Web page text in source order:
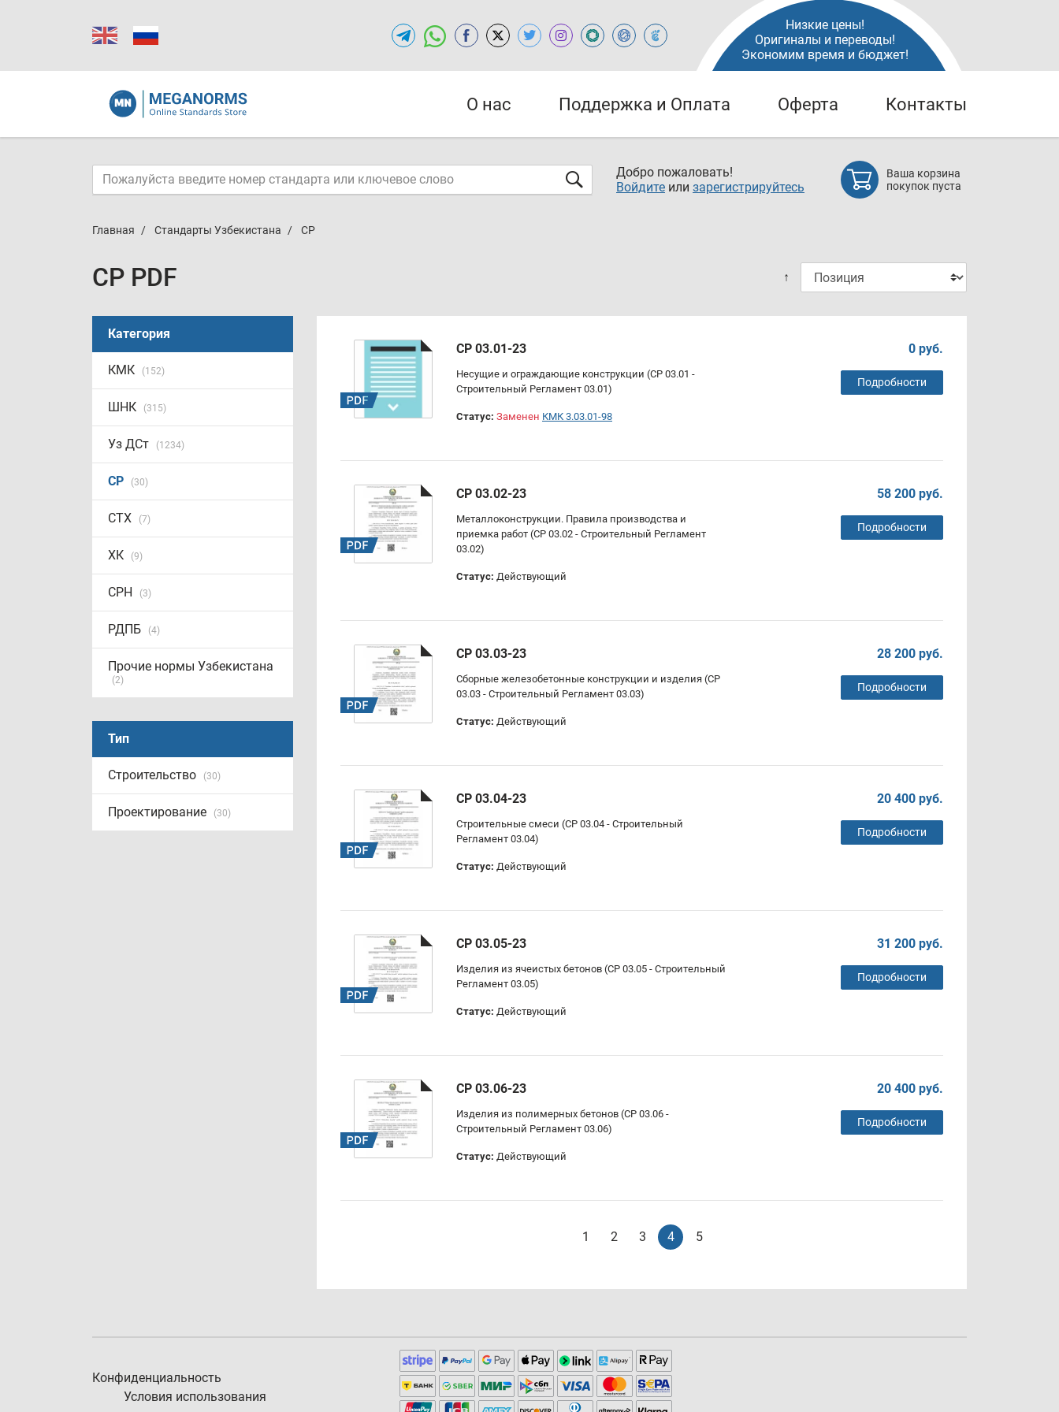
Низкие цены!
Оригиналы и переводы!
Экономим время и бюджет!
О нас Поддержка и Оплата Оферта Контакты
Добро пожаловать!
Войдите или зарегистрируйтесь
Ваша корзина
покупок пуста
Главная Стандарты Узбекистана СР
СР PDF
Категория
КМК (152)
ШНК (315)
Уз ДСт (1234)
СР (30)
СТХ (7)
ХК (9)
СРН (3)
РДПБ (4)
Прочие нормы Узбекистана
(2)
Тип
Строительство (30)
Проектирование (30)
↑
СР 03.01-23
Несущие и ограждающие конструкции (СР 03.01 -
Строительный Регламент 03.01)
Статус: Заменен КМК 3.03.01-98
0 руб.
Подробности
СР 03.02-23
Металлоконструкции. Правила производства и
приемка работ (СР 03.02 - Строительный Регламент
03.02)
Статус: Действующий
58 200 руб.
Подробности
СР 03.03-23
Сборные железобетонные конструкции и изделия (СР
03.03 - Строительный Регламент 03.03)
Статус: Действующий
28 200 руб.
Подробности
СР 03.04-23
Строительные смеси (СР 03.04 - Строительный
Регламент 03.04)
Статус: Действующий
20 400 руб.
Подробности
СР 03.05-23
Изделия из ячеистых бетонов (СР 03.05 - Строительный
Регламент 03.05)
Статус: Действующий
31 200 руб.
Подробности
СР 03.06-23
Изделия из полимерных бетонов (СР 03.06 -
Строительный Регламент 03.06)
Статус: Действующий
20 400 руб.
Подробности
1 2 3 4 5
Конфиденциальность
Условия использования